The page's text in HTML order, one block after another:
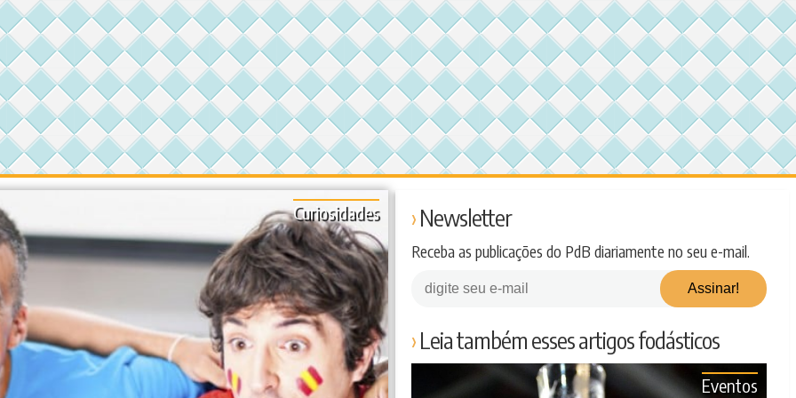
Curiosidades Newsletter
Receba as publicações do PdB diariamente no seu e-mail.
Leia também esses artigos fodásticos
Eventos